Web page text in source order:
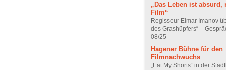
„Das Leben ist absurd,
Film“
Regisseur Elmar Imanov
des Grashüpfers“ –
08/25
Hagener Bühne für den
Filmnachwuchs
„Eat My Shorts“ in der